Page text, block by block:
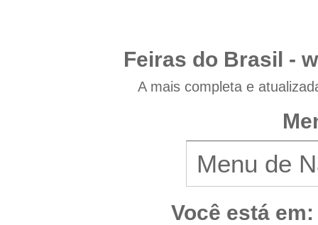
Feiras do Brasil -
A mais completa e
Você está em: